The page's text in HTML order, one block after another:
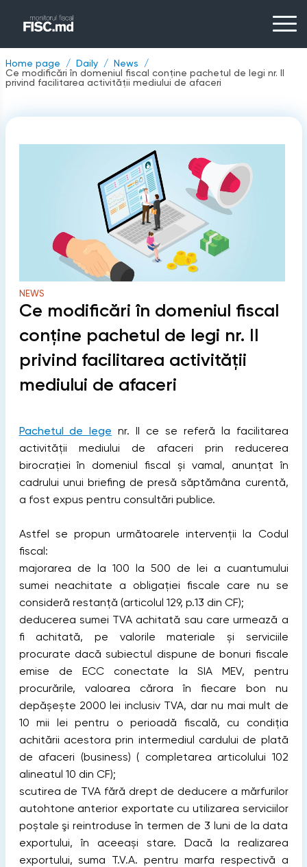
Home page Daily
News
Ce modificări în domeniul fiscal conține pachetul de legi nr. II
privind facilitarea activității mediului de afaceri
NEWS
Ce modificări în domeniul fiscal
conține pachetul de legi nr. II
privind facilitarea activității
mediului de afaceri
Pachetul de lege nr. II ce se referă la facilitarea
activității mediului de afaceri prin reducerea
birocrației în domeniul fiscal și vamal, anunțat în
cadrului unui briefing de presă săptămâna curentă,
a fost expus pentru consultări publice.
Astfel se propun următoarele intervenții la Codul
fiscal:
majorarea de la 100 la 500 de lei a cuantumului
sumei neachitate a obligației fiscale care nu se
consideră restanță (articolul 129, p.13 din CF);
deducerea sumei TVA achitată sau care urmează a
fi achitată, pe valorile materiale și serviciile
procurate dacă subiectul dispune de bonuri fiscale
emise de ECC conectate la SIA MEV, pentru
procurările, valoarea cărora în fiecare bon nu
depășește 2000 lei inclusiv TVA, dar nu mai mult de
10 mii lei pentru o perioadă fiscală, cu condiția
achitării acestora prin intermediul cardului de plată
de afaceri (business) ( completarea articolului 102
alineatul 10 din CF);
scutirea de TVA fără drept de deducere a mărfurilor
autohtone anterior exportate cu utilizarea serviciilor
poștale şi reintroduse în termen de 3 luni de la data
exportului, în aceeași stare. Dacă la realizarea
exportului, suma T.V.A. pentru marfa respectivă a